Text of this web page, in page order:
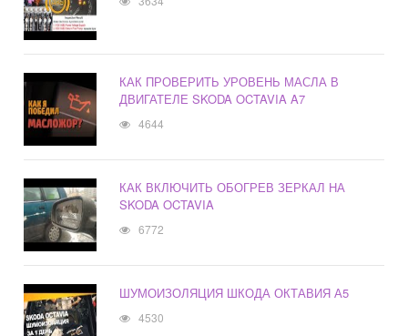
КАК ПРОВЕРИТЬ УРОВЕНЬ МАСЛА В
ДВИГАТЕЛЕ SKODA OCTAVIA A7
4644
КАК ВКЛЮЧИТЬ ОБОГРЕВ ЗЕРКАЛ НА
SKODA OCTAVIA
6772
ШУМОИЗОЛЯЦИЯ ШКОДА ОКТАВИЯ А5
4530